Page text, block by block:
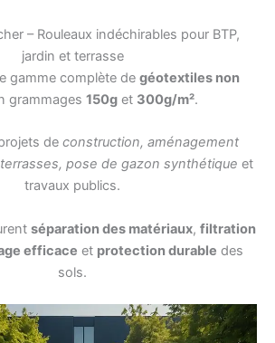
– Rouleaux indéchirables pour BTP,
jardin et terrasse
gamme complète de géotextiles non
grammages 150get 300g/m².
de construction, aménagement
pose de gazon synthétique et
travaux publics.
séparation des matériaux, filtration
efficace et protection durable des
sols.